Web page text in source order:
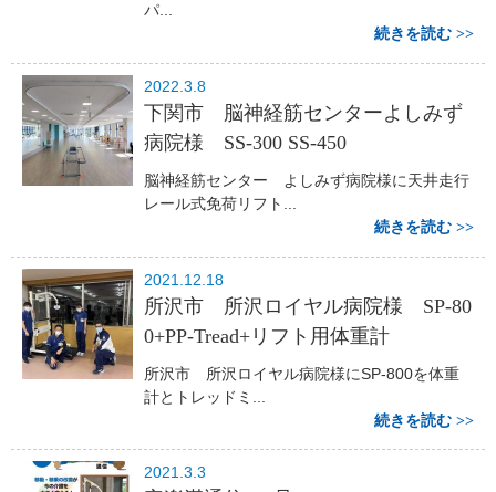
パ...
続きを読む
2022.3.8
下関市 脳神経筋センターよしみず
病院様 SS-300 SS-450
脳神経筋センター よしみず病院様に天井走行
レール式免荷リフト...
続きを読む
2021.12.18
所沢市 所沢ロイヤル病院様 SP-80
0+PP-Tread+リフト用体重計
所沢市 所沢ロイヤル病院様にSP-800を体重
計とトレッドミ...
続きを読む
2021.3.3